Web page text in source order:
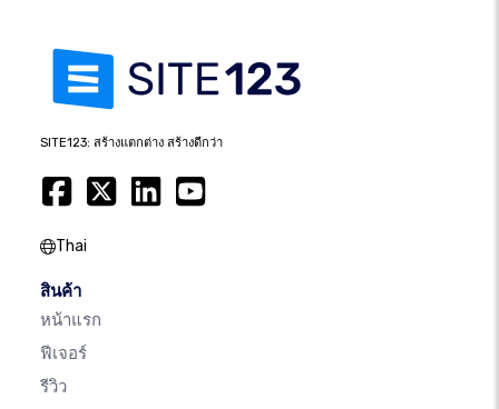
SITE123: สร้างแตกต่าง สร้างดีกว่า
Thai
สินค้า
หน้าแรก
ฟีเจอร์
รีวิว